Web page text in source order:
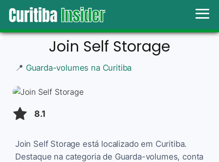
Join Self Storage
📍 Guarda-volumes na Curitiba
8.1
Join Self Storage está localizado em Curitiba.
Destaque na categoria de Guarda-volumes, conta